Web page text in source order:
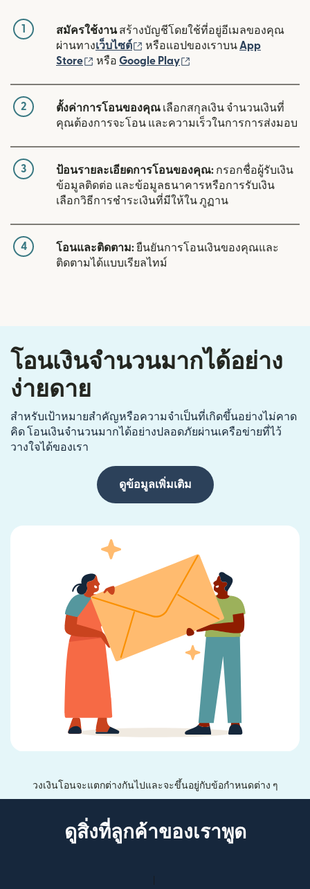
1 สมัครใช้งานสร้างบัญชีโดยใช้ที่อยู่อีเมลของคุณ
ผ่านทางเว็บไซต์ (เปิดในหน้าต่างใหม่)
หรือแอปของเราบน App
Store
(เปิดในหน้าต่างใหม่)
หรือ Google Play
2 ตั้งค่าการโอนของคุณ เลือกสกุลเงิน จำนวนเงินที่
คุณต้องการจะโอน และความเร็วในการการส่งมอบ
3 ป้อนรายละเอียดการโอนของคุณ: กรอกชื่อผู้รับเงิน
ข้อมูลติดต่อ และข้อมูลธนาคารหรือการรับเงิน
เลือกวิธีการชำระเงินที่มีให้ใน ภูฏาน
4 โอนและติดตาม:ยืนยันการโอนเงินของคุณและ
ติดตามได้แบบเรียลไทม์
โอนเงินจำนวนมากได้อย่าง
ง่ายดาย
สำหรับเป้าหมายสำคัญหรือความจำเป็นที่เกิดขึ้นอย่างไม่คาด
คิด โอนเงินจำนวนมากได้อย่างปลอดภัยผ่านเครือข่ายที่ไว้
วางใจได้ของเรา
ดูข้อมูลเพิ่มเติม
วงเงินโอนจะแตกต่างกันไปและจะขึ้นอยู่กับข้อกำหนดต่าง ๆ
ดูสิ่งที่ลูกค้าของเราพูด